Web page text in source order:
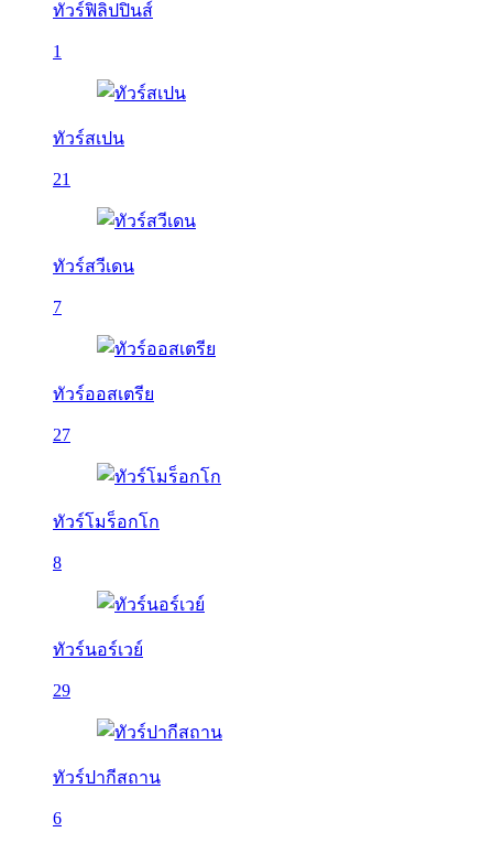
ทัวร์ฟิลิปปินส์
1
ทัวร์สเปน
21
ทัวร์สวีเดน
7
ทัวร์ออสเตรีย
27
ทัวร์โมร็อกโก
8
ทัวร์นอร์เวย์
29
ทัวร์ปากีสถาน
6